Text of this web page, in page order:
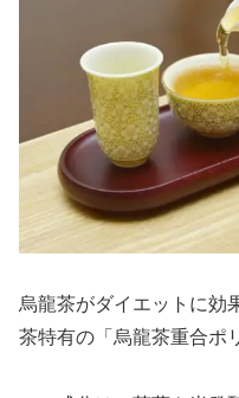
烏龍茶がダイエットに効
茶特有の「烏龍茶重合ポ